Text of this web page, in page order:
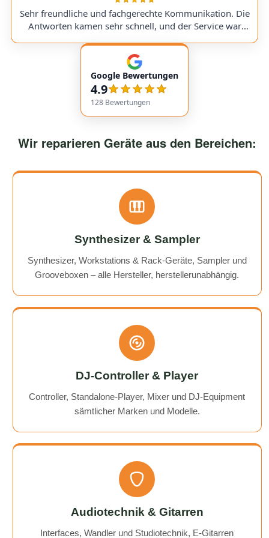
a replacement part, I was always kept fully informed. I
would use them again anytime!
Sehr freundliche und fachgerechte Kommunikation. Die
Antworten kamen sehr schnell, und der Service war
empfehlenswert! Very friendly and professional
communication. Responses came very quickly, and the
service overall was extremely friendly and reliable.
Highly recommended!
Google Bewertungen
4.9
128 Bewertungen
Wir reparieren Geräte aus den Bereichen:
Synthesizer & Sampler
Synthesizer, Workstations & Rack-Geräte, Sampler und
Grooveboxen – alle Hersteller, herstellerunabhängig.
DJ-Controller & Player
Controller, Standalone-Player, Mixer und DJ-Equipment
sämtlicher Marken und Modelle.
Audiotechnik & Gitarren
Interfaces, Wandler und Studiotechnik, E-Gitarren